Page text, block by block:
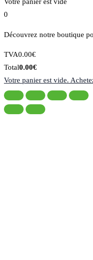
0
Découvrez notre boutique
Montant
de
la
taxe:
TVA0.00€
Total
du
panier:
Total0.00€
Votre panier est vide.